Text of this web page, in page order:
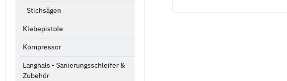
Stichsägen
Klebepistole
Kompressor
Langhals - Sanierungsschleifer &
Zubehör